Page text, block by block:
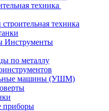
техника
техника
Инструменты
по металлу
машины (УШМ)
приборы